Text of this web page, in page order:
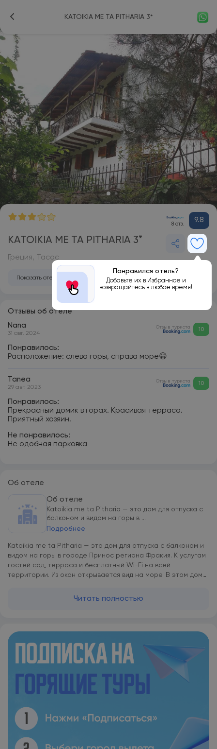
KATOIKIA ME TA PITHARIA 3*
8 отз. 9.8
KATOIKIA ME TA PITHARIA 3*
Понравился отель?
Добавьте их в Избранное и
возвращайтесь в любое время!
Греция, Тасос
Показать отель на карте
Отзывы об отеле
Nana
31 авг. 2024
Отзыв туриста 10
Понравилось:
Расположение: слева горы, справа море😀
Tanea
29 авг. 2023
Отзыв туриста 10
Понравилось:
Прекрасный домик в горах. Красивая терраса.
Приятный хозяин.
Не понравилось:
Не одобная парковка
Об отеле
Об отеле
Katoikia me ta Pitharia — это дом для отпуска с
балконом и видом на горы в ...
Подробнее
Katoikia me ta Pitharia — это дом для отпуска с балконом и
видом на горы в городе Принос региона Фракия. К услугам
гостей сад, терраса и бесплатный Wi-Fi на всей
территории. Из окон открывается вид на море. В этом доме
машиной и духовкой, гостиная с обеденной зоной и
отпуска предоставляются полотенца и постельное белье. К
услугам гостей Katoikia me ta Pitharia — принадлежности
для барбекю. У желающих осмотреть окрестности есть
возможность прогуляться, порыбачить или отправиться на
велосипедную прогулку. Katoikia me ta Pitharia
располагается на расстоянии 23 км и 22 км
соответственно от таких достопримечательностей, как
Кавала находится в 46 км.
Читать полностью